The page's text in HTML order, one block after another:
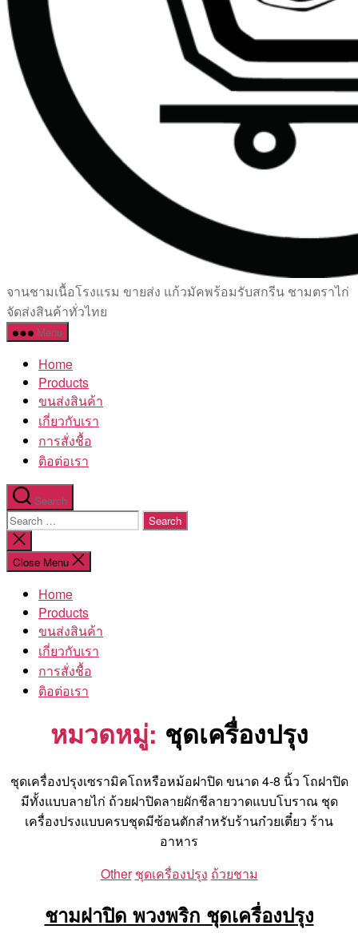
เซรามิค
ครบ
ครัน
โรงงาน
จานชามเนื้อโรงแรม ขายส่ง แก้วมัคพร้อมรับสกรีน ชามตราไก่
จัดส่งสินค้าทั่วไทย
Menu
Home
Products
ขนส่งสินค้า
เกี่ยวกับเรา
การสั่งชื้อ
ติอต่อเรา
Search
Search
for:
Close
search
Close Menu
Home
Products
ขนส่งสินค้า
เกี่ยวกับเรา
การสั่งชื้อ
ติอต่อเรา
หมวดหมู่: ชุดเครื่องปรุง
ชุดเครื่องปรุงเซรามิคโถหรือหม้อฝาปิด ขนาด 4-8 นิ้ว โถฝาปิด
มีทั้งแบบลายไก่ ถ้วยฝาปิดลายผักชีลายวาดแบบโบราณ ชุด
เครื่องปรงแบบครบชุดมีซ้อนตักสำหรับร้านก๋วยเตี๋ยว ร้าน
อาหาร
Categories
Other ชุดเครื่องปรุง ถ้วยชาม
ชามฝาปิด พวงพริก ชุดเครื่องปรุง